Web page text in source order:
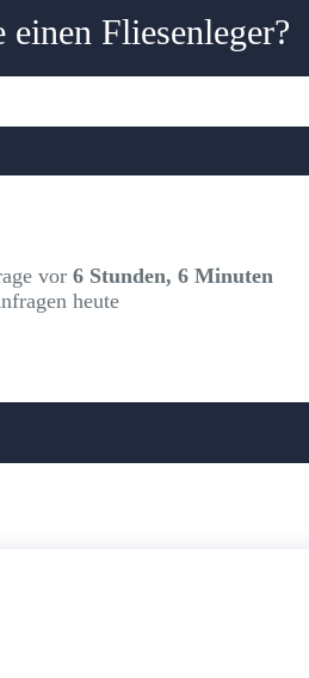
einen Fliesenleger?
vor 6 Stunden, 6 Minuten
heute